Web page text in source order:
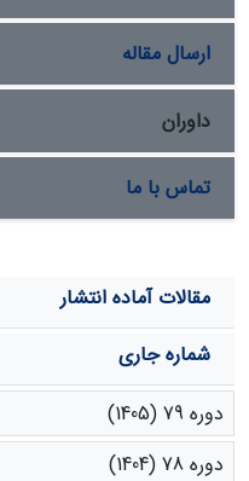
ارسال مقاله
داوران
تماس با ما
مقالات آماده انتشار
شماره جاری
دوره 79 (1405)
دوره 78 (1404)